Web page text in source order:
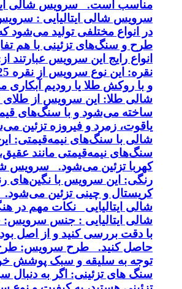
مناسب است. سرویس شالی
سرویس شالی ایتالیایی : سرویس
در انواع مختلفی تولید می‌شود
طرح و سنگ‌های تزئینی با هم
انواع رایج این سرویس
و با روکش طلا یا رودیم
ساخته می‌شود و با سنگ‌های
یاقوت، زمرد و فیروزه
شالی با سنگ‌های نیمه‌قیمتی:
سنگ‌های نیمه‌قیمتی مانند
کهربا تزئین می‌شود. سرویس
رنگی: این سرویس با نگین‌های
کریستال و چینی تزئین
شالی ایتالیایی نکات مهم در
شالی ایتالیایی : جنس
با دقت بررسی کنید و از اصل
حاصل کنید. طرح سرویس:
توجه به سلیقه و سبک پوشش
سنگ های تزئینی: اگر به